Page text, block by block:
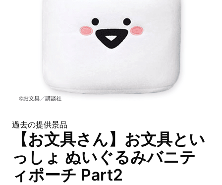
過去の提供景品
【お文具さん】お文具とい
っしょ ぬいぐるみバニテ
ィポーチ Part2